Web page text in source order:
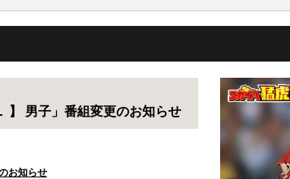
】 男子」番組変更のお知らせ
お知らせ